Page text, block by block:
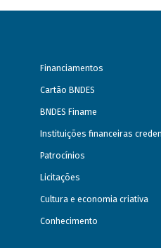
Financiamentos
Cartão BNDES
BNDES Finame
Instituições financeiras
Patrocínios
Licitações
Cultura e economia criativa
Conhecimento